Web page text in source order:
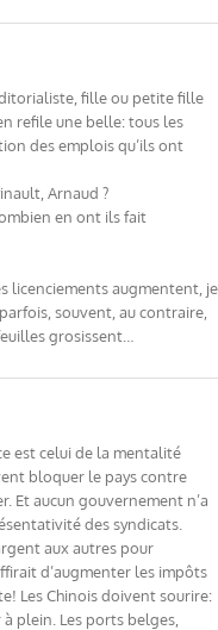
fille ou petite fille
refile une belle: tous les
des emplois qu’ils ont
Arnaud ?
en ont ils fait
licenciements augmentent, je
souvent, au contraire,
grosissent…
est celui de la mentalité
bloquer le pays contre
Et aucun gouvernement n’a
des syndicats.
aux autres pour
d’augmenter les impôts
Les Chinois doivent sourire:
plein. Les ports belges,